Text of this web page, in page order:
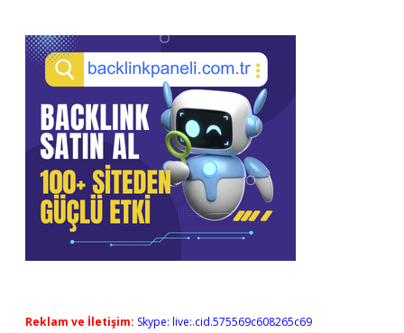
Reklam ve İletişim: Skype: live:.cid.575569c608265c69